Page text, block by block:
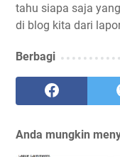
tahu siapa saja
di blog kita dari
Berbagi
Anda mungkin